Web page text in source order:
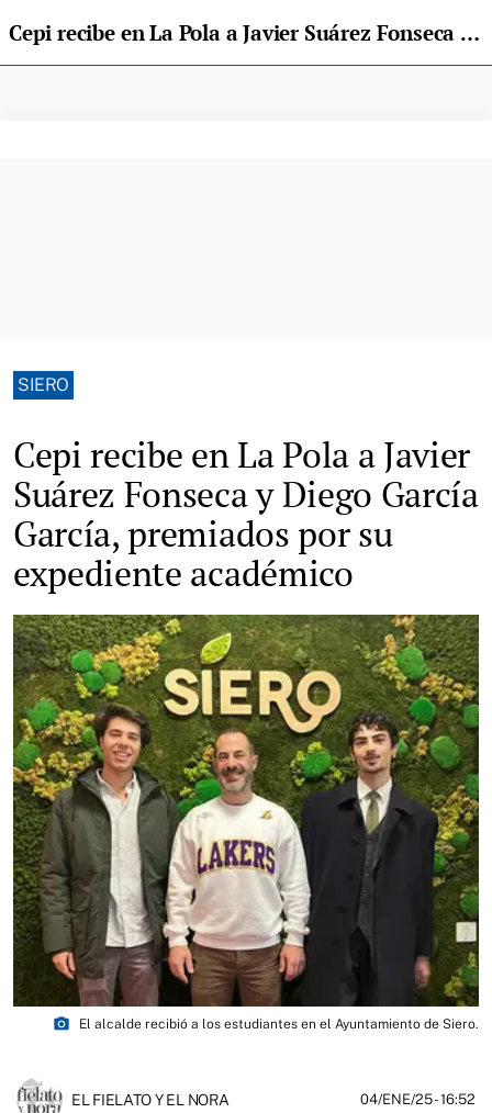
Cepi recibe en La Pola a Javier Suárez Fonseca y Diego García García, premiados por su expediente académico
SIERO
Cepi recibe en La Pola a Javier
Suárez Fonseca y Diego García
García, premiados por su
expediente académico
photo_camera El alcalde recibió a los estudiantes en el Ayuntamiento de Siero.
EL FIELATO Y EL NORA 04/ENE/25- 16:52